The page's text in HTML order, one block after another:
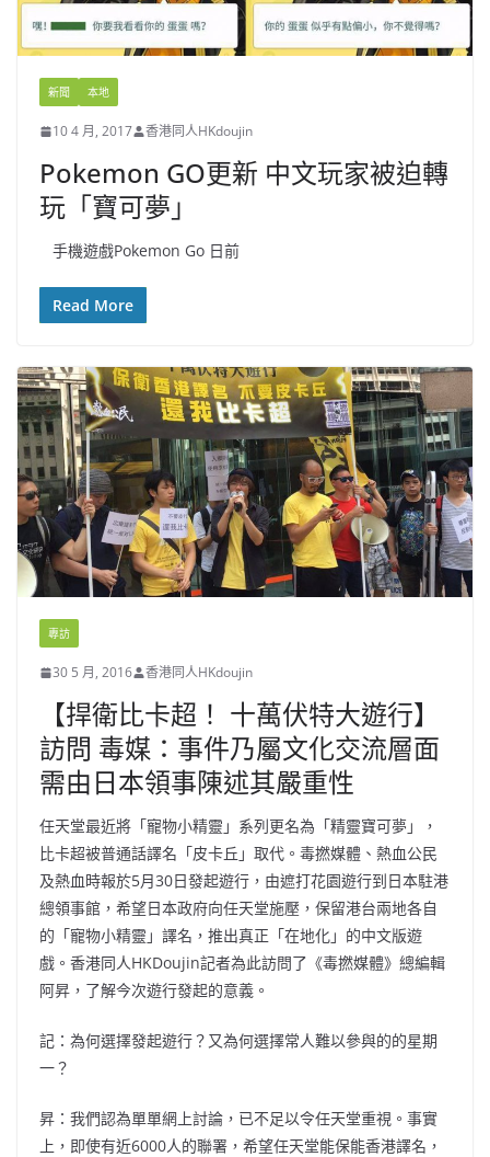
新聞 本地
10 4 月, 2017 香港同人HKdoujin
Pokemon GO更新 中文玩家被迫轉
玩「寶可夢」
手機遊戲Pokemon Go 日前
Read More
專訪
30 5 月, 2016 香港同人HKdoujin
【捍衛比卡超！ 十萬伏特大遊行】
訪問 毒媒：事件乃屬文化交流層面
需由日本領事陳述其嚴重性
任天堂最近將「寵物小精靈」系列更名為「精靈寶可夢」，
比卡超被普通話譯名「皮卡丘」取代。毒撚媒體、熱血公民
及熱血時報於5月30日發起遊行，由遮打花園遊行到日本駐港
總領事館，希望日本政府向任天堂施壓，保留港台兩地各自
的「寵物小精靈」譯名，推出真正「在地化」的中文版遊
戲。香港同人HKDoujin記者為此訪問了《毒撚媒體》總編輯
阿昇，了解今次遊行發起的意義。
記：為何選擇發起遊行？又為何選擇常人難以參與的的星期
一？
昇：我們認為單單網上討論，已不足以令任天堂重視。事實
上，即使有近6000人的聯署，希望任天堂能保能香港譯名，